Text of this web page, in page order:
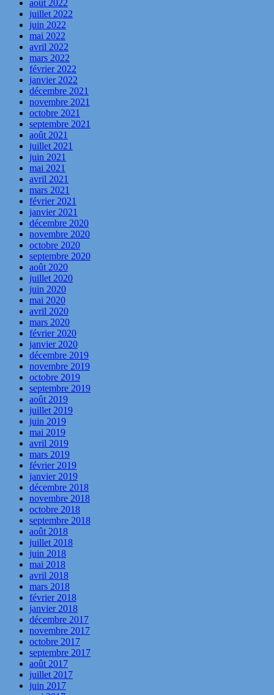
août 2022
juillet 2022
juin 2022
mai 2022
avril 2022
mars 2022
février 2022
janvier 2022
décembre 2021
novembre 2021
octobre 2021
septembre 2021
août 2021
juillet 2021
juin 2021
mai 2021
avril 2021
mars 2021
février 2021
janvier 2021
décembre 2020
novembre 2020
octobre 2020
septembre 2020
août 2020
juillet 2020
juin 2020
mai 2020
avril 2020
mars 2020
février 2020
janvier 2020
décembre 2019
novembre 2019
octobre 2019
septembre 2019
août 2019
juillet 2019
juin 2019
mai 2019
avril 2019
mars 2019
février 2019
janvier 2019
décembre 2018
novembre 2018
octobre 2018
septembre 2018
août 2018
juillet 2018
juin 2018
mai 2018
avril 2018
mars 2018
février 2018
janvier 2018
décembre 2017
novembre 2017
octobre 2017
septembre 2017
août 2017
juillet 2017
juin 2017